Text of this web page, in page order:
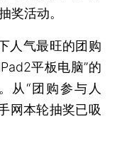
奖活动。
气最旺的团购
平板电脑”的
从“团购参与人
网本轮抽奖已吸